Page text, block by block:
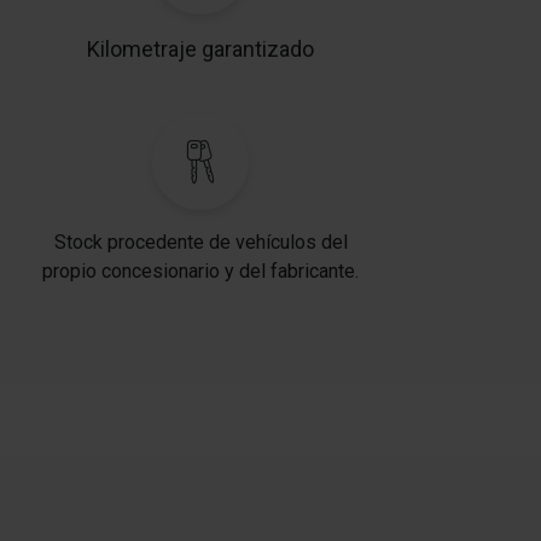
Kilometraje garantizado
Stock procedente de vehículos del
propio concesionario y del fabricante.